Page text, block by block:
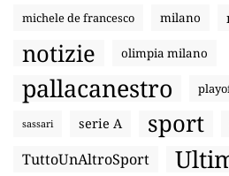
michele de francesco milano
notizie olimpia milano
pallacanestro
sassari serie A sport
TuttoUnAltroSport